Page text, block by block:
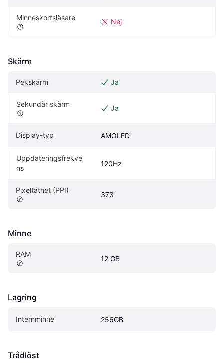
Minneskortsläsare Nej
Skärm
Pekskärm Ja
Sekundär skärm Ja
Display-typ AMOLED
Uppdateringsfrekve
ns
120Hz
Pixeltäthet (PPI)
373
Minne
RAM
12 GB
Lagring
Internminne 256GB
Trådlöst